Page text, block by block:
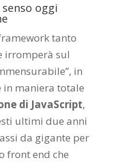
senso oggi
tanto
irromperà sul
in
maniera totale
di JavaScript,
ultimi due anni
da gigante per
front end che